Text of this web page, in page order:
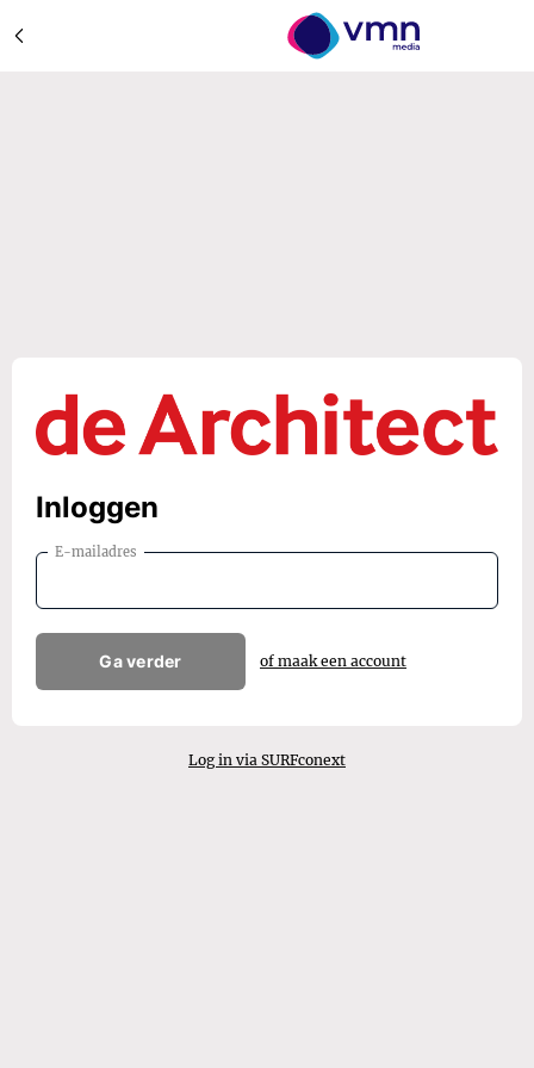
Inloggen
E-mailadres
Ga verder of maak een account
Log in via SURFconext